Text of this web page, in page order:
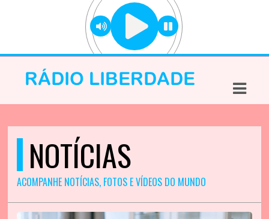
NOTÍCIAS
ACOMPANHE NOTÍCIAS, FOTOS E VÍDEOS DO MUNDO